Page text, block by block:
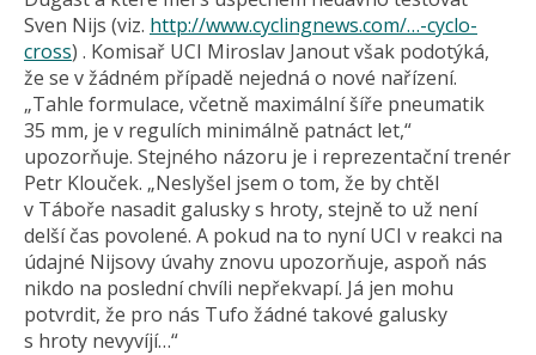
Sven Nijs (viz. http://www.cyclingnews.com/…-cyclo-
cross) . Komisař UCI Miroslav Janout však podotýká,
že se v žádném případě nejedná o nové nařízení.
„Tahle formulace, včetně maximální šíře pneumatik
35 mm, je v regulích minimálně patnáct let,“
upozorňuje. Stejného názoru je i reprezentační trenér
Petr Klouček. „Neslyšel jsem o tom, že by chtěl
v Táboře nasadit galusky s hroty, stejně to už není
delší čas povolené. A pokud na to nyní UCI v reakci na
údajné Nijsovy úvahy znovu upozorňuje, aspoň nás
nikdo na poslední chvíli nepřekvapí. Já jen mohu
potvrdit, že pro nás Tufo žádné takové galusky
s hroty nevyvíjí…“